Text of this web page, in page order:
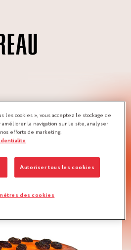
RECETTE
les cookies », vous acceptez le stockage de
améliorer la navigation sur le site, analyser
efforts de marketing.
Autoriser tous les cookies
des cookies